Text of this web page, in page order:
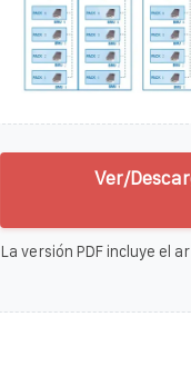
Ver/
La versión PDF incluye el